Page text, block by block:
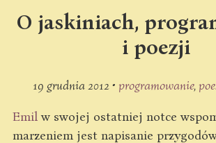
O jaskiniach,
i poezji
19 grudnia 2012 • programowanie
Emil w swojej ostatniej notce
marzeniem jest napisanie